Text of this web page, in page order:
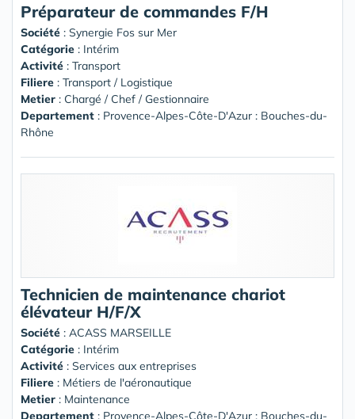
Préparateur de commandes F/H
Société : Synergie Fos sur Mer
Catégorie : Intérim
Activité : Transport
Filiere : Transport / Logistique
Metier : Chargé / Chef / Gestionnaire
Departement : Provence-Alpes-Côte-D'Azur : Bouches-du-
Rhône
Technicien de maintenance chariot
élévateur H/F/X
Société : ACASS MARSEILLE
Catégorie : Intérim
Activité : Services aux entreprises
Filiere : Métiers de l'aéronautique
Metier : Maintenance
Departement : Provence-Alpes-Côte-D'Azur : Bouches-du-